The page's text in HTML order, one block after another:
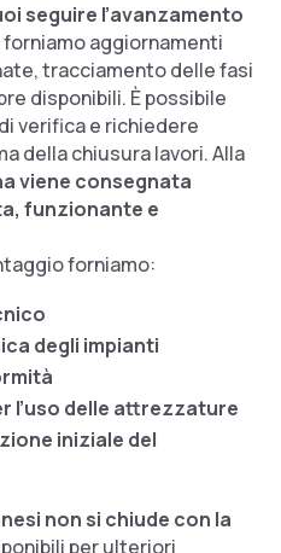
seguire l’avanzamento
forniamo aggiornamenti
tracciamento delle fasi
disponibili. È possibile
verifica e richiedere
della chiusura lavori. Alla
viene consegnata
funzionante e
forniamo:
degli impianti
l’uso delle attrezzature
iniziale del
non si chiude con la
per ulteriori